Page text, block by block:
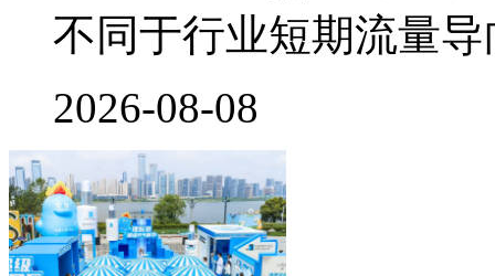
不同于行业短期流量
2026-08-08